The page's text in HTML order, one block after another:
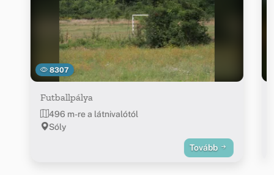
8307
Futballpálya
496 m-re a látnivalótól
Sóly
Tovább